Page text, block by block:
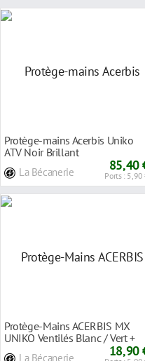
Protège-mains Acerbis Uniko
ATV Noir Brillant
La Bécanerie 85,40
Ports : 5,90
Protège-Mains ACERBIS MX
UNIKO Ventilés Blanc / Vert +
La Bécanerie 18,90